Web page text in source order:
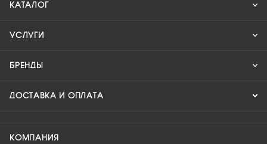
КАТАЛОГ
УСЛУГИ
БРЕНДЫ
ДОСТАВКА И ОПЛАТА
КОМПАНИЯ